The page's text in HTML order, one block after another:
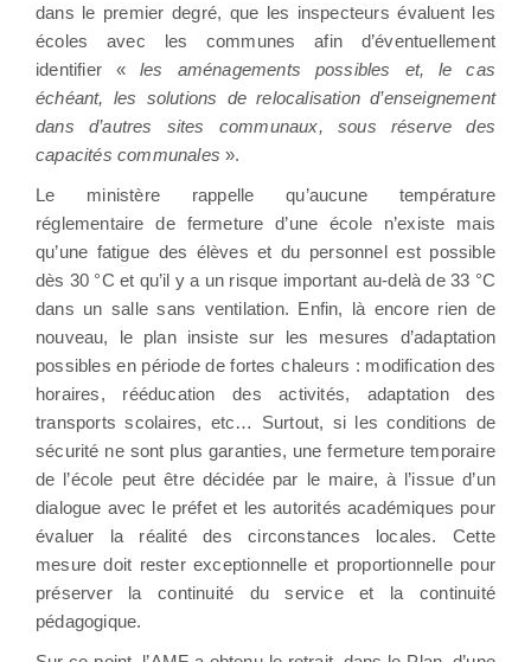
dans le premier degré, que les inspecteurs évaluent les
écoles avec les communes afin d’éventuellement
identifier « les aménagements possibles et, le cas
échéant, les solutions de relocalisation d’enseignement
dans d’autres sites communaux, sous réserve des
capacités communales ».
Le ministère rappelle qu’aucune température
réglementaire de fermeture d’une école n’existe mais
qu’une fatigue des élèves et du personnel est possible
dès 30 °C et qu’il y a un risque important au-delà de 33 °C
dans un salle sans ventilation. Enfin, là encore rien de
nouveau, le plan insiste sur les mesures d’adaptation
possibles en période de fortes chaleurs : modification des
horaires, rééducation des activités, adaptation des
transports scolaires, etc… Surtout, si les conditions de
sécurité ne sont plus garanties, une fermeture temporaire
de l’école peut être décidée par le maire, à l’issue d’un
dialogue avec le préfet et les autorités académiques pour
évaluer la réalité des circonstances locales. Cette
mesure doit rester exceptionnelle et proportionnelle pour
préserver la continuité du service et la continuité
pédagogique.